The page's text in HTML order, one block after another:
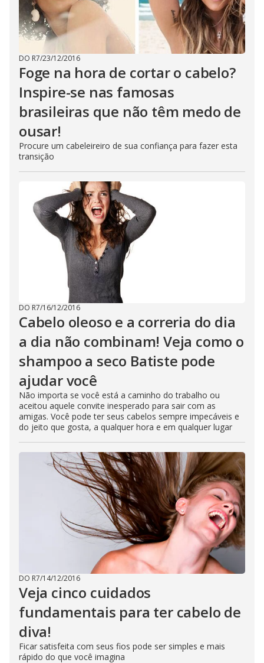
DO R7/23/12/2016
Foge na hora de cortar o cabelo?
Inspire-se nas famosas
brasileiras que não têm medo de
ousar!
Procure um cabeleireiro de sua confiança para fazer esta
transição
DO R7/16/12/2016
Cabelo oleoso e a correria do dia
a dia não combinam! Veja como o
shampoo a seco Batiste pode
ajudar você
Não importa se você está a caminho do trabalho ou
aceitou aquele convite inesperado para sair com as
amigas. Você pode ter seus cabelos sempre impecáveis e
do jeito que gosta, a qualquer hora e em qualquer lugar
DO R7/14/12/2016
Veja cinco cuidados
fundamentais para ter cabelo de
diva!
Ficar satisfeita com seus fios pode ser simples e mais
rápido do que você imagina